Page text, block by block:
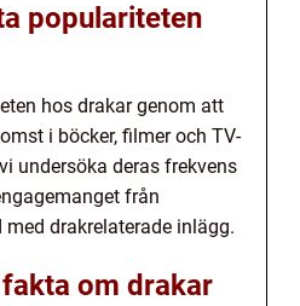
populariteten
hos drakar genom att
i böcker, filmer och TV-
undersöka deras frekvens
från
drakrelaterade inlägg.
om drakar